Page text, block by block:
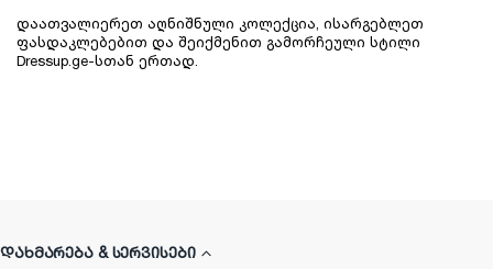
დაათვალიერეთ აღნიშნული კოლექცია, ისარგებლეთ
ფასდაკლებებით და შეიქმენით გამორჩეული სტილი
Dressup.ge-სთან ერთად.
ᲓᲐᲮᲛᲐᲠᲔᲑᲐ & ᲡᲔᲠᲕᲘᲡᲔᲑᲘ